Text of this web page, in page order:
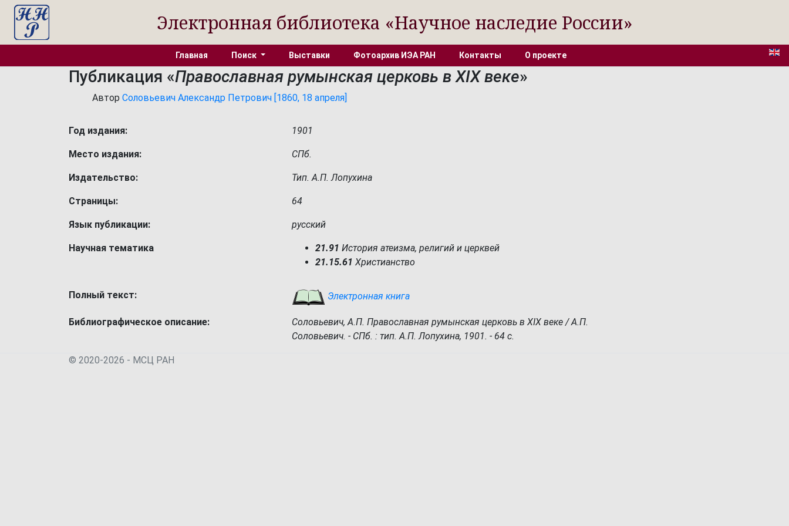
Электронная библиотека «Научное наследие России»
Главная Поиск Выставки Фотоархив ИЭА РАН Контакты О проекте
Публикация «Православная румынская церковь в XIX веке»
Автор Соловьевич Александр Петрович [1860, 18 апреля]
Год издания: 1901
Место издания: СПб.
Издательство: Тип. А.П. Лопухина
Страницы: 64
Язык публикации: русский
Научная тематика 21.91 История атеизма, религий и церквей
21.15.61 Христианство
Полный текст: Электронная книга
Библиографическое описание:
Соловьевич, А.П. Православная румынская церковь в XIX веке / А.П.
Соловьевич. - СПб. : тип. А.П. Лопухина, 1901. - 64 с.
© 2020-2026 - МСЦ РАН